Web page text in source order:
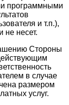
программными
и т.п.),
не несет.
Стороны
в случае
размером
услуг.